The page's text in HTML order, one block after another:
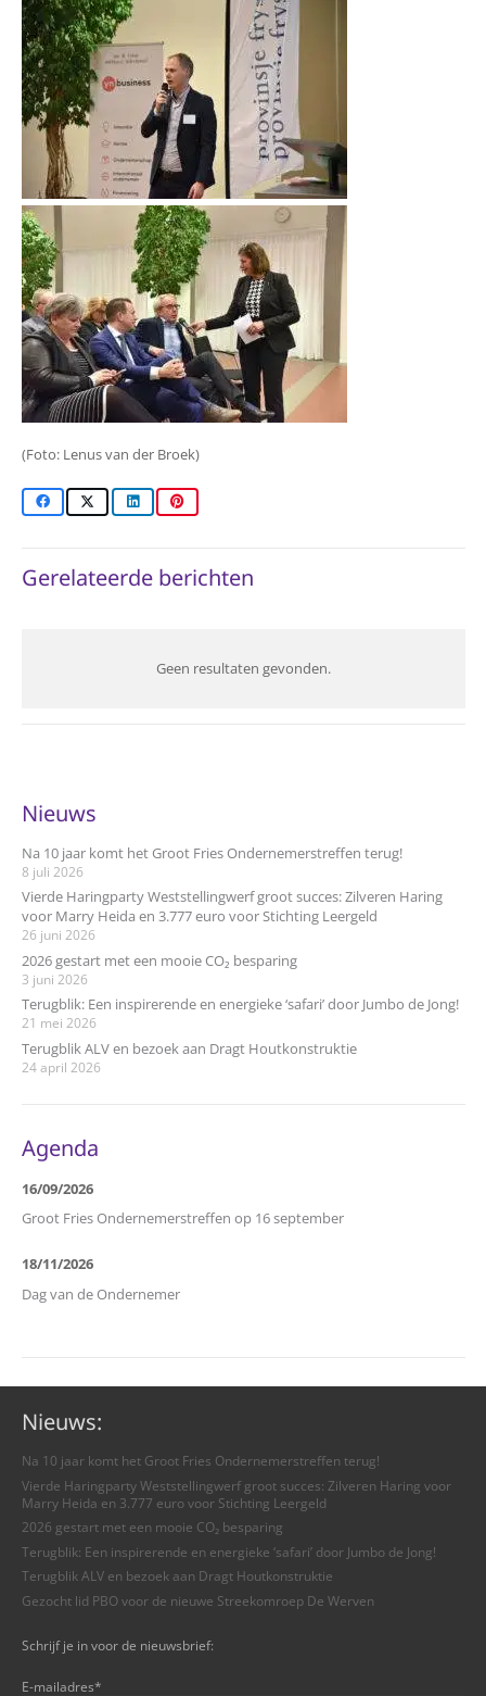
(Foto: Lenus van der Broek)
Gerelateerde berichten
Geen resultaten gevonden.
Nieuws
Na 10 jaar komt het Groot Fries Ondernemerstreffen terug!
8 juli 2026
Vierde Haringparty Weststellingwerf groot succes: Zilveren Haring
voor Marry Heida en 3.777 euro voor Stichting Leergeld
26 juni 2026
2026 gestart met een mooie CO₂ besparing
3 juni 2026
Terugblik: Een inspirerende en energieke ‘safari’ door Jumbo de Jong!
21 mei 2026
Terugblik ALV en bezoek aan Dragt Houtkonstruktie
24 april 2026
Agenda
16/09/2026
Groot Fries Ondernemerstreffen op 16 september
18/11/2026
Dag van de Ondernemer
Nieuws:
Na 10 jaar komt het Groot Fries Ondernemerstreffen terug!
Vierde Haringparty Weststellingwerf groot succes: Zilveren Haring voor
Marry Heida en 3.777 euro voor Stichting Leergeld
2026 gestart met een mooie CO₂ besparing
Terugblik: Een inspirerende en energieke ‘safari’ door Jumbo de Jong!
Terugblik ALV en bezoek aan Dragt Houtkonstruktie
Gezocht lid PBO voor de nieuwe Streekomroep De Werven
Schrijf je in voor de nieuwsbrief:
E-mailadres*